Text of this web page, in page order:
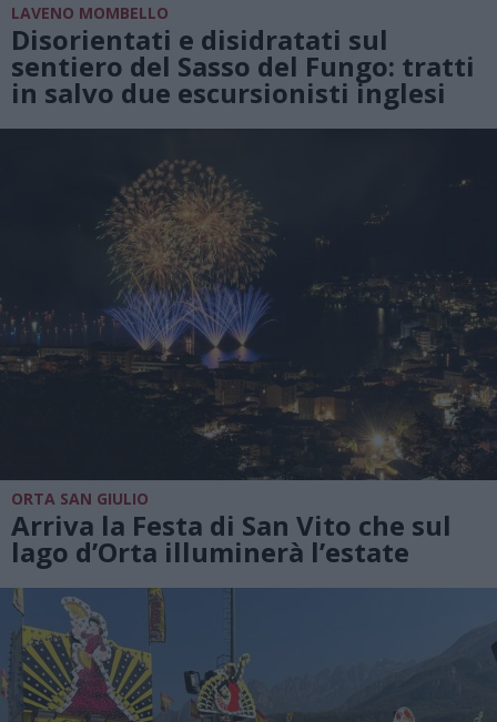
LAVENO MOMBELLO
Disorientati e disidratati sul
sentiero del Sasso del Fungo: tratti
in salvo due escursionisti inglesi
ORTA SAN GIULIO
Arriva la Festa di San Vito che sul
lago d’Orta illuminerà l’estate